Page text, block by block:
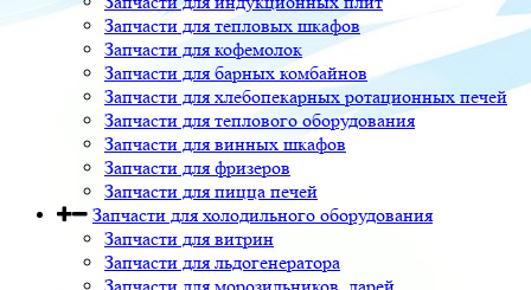
Запчасти для тепловых шкафов
Запчасти для кофемолок
Запчасти для барных комбайнов
Запчасти для хлебопекарных ротационных печей
Запчасти для теплового оборудования
Запчасти для винных шкафов
Запчасти для фризеров
Запчасти для пицца печей
Запчасти для холодильного оборудования
Запчасти для витрин
Запчасти для льдогенератора